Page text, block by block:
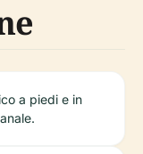
a piedi e in